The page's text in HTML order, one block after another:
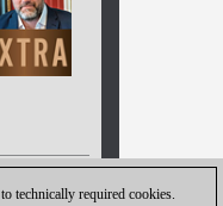
technically required cookies.